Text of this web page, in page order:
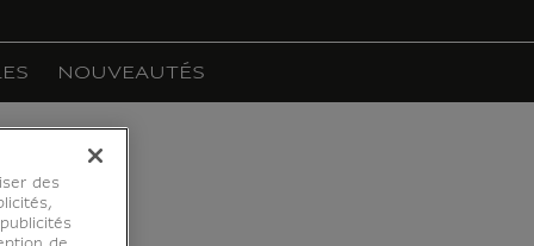
NOUVEAUTÉS
des